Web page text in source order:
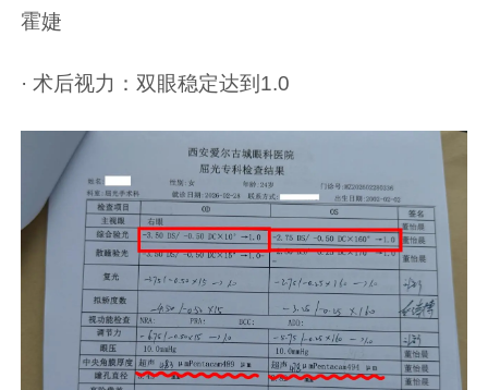
霍婕
· 术后视力：双眼稳定达到1.0